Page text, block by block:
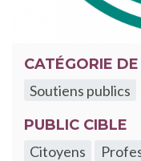
CATÉGORIE
Soutiens publics
PUBLIC CIBLE
Citoyens